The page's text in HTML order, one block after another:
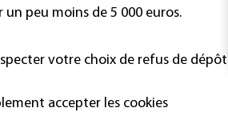
peu moins de 5 000 euros.
votre choix de refus de dépôt
accepter les cookies